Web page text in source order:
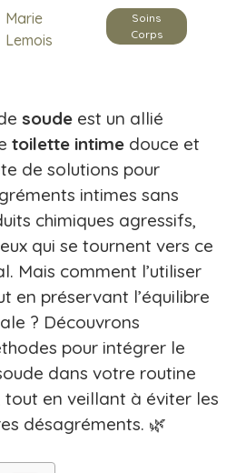
Marie
Lemois
Soins
Corps
soude est un allié
toilette intime douce et
de solutions pour
intimes sans
chimiques agressifs,
qui se tournent vers ce
Mais comment l’utiliser
en préservant l’équilibre
? Découvrons
pour intégrer le
dans votre routine
tout en veillant à éviter les
désagréments. 🌿